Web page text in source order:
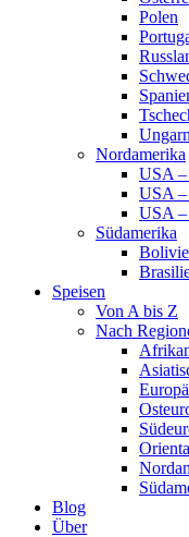
Polen
Ungarn
Nordamerika
USA
USA –
USA
Südamerika
Speisen
Von A bis Z
Nach
Blog
Über